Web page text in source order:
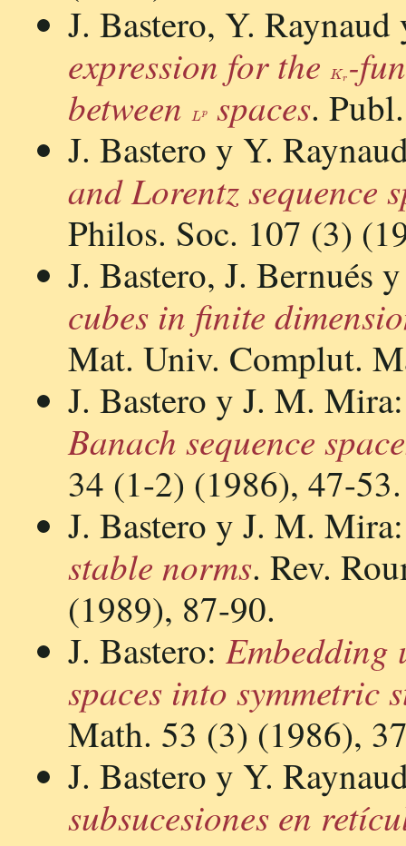
J. Bastero, Y.
expression for the
-
between
spaces.
J. Bastero y Y.
and Lorentz sequence
Philos. Soc. 107 (3)
J. Bastero, J. Bernués
cubes in finite
Mat. Univ. Complut.
J. Bastero y J. M.
Banach sequence
34 (1-2) (1986), 47-53.
J. Bastero y J. M.
stable norms. Rev.
(1989), 87-90.
J. Bastero: Embedding
spaces into symmetric
Math. 53 (3) (1986),
J. Bastero y Y.
subsucesiones en